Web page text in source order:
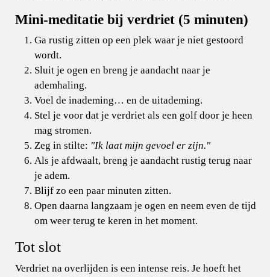
Mini-meditatie bij verdriet (5 minuten)
Ga rustig zitten op een plek waar je niet gestoord
wordt.
Sluit je ogen en breng je aandacht naar je
ademhaling.
Voel de inademing… en de uitademing.
Stel je voor dat je verdriet als een golf door je heen
mag stromen.
Zeg in stilte: "Ik laat mijn gevoel er zijn."
Als je afdwaalt, breng je aandacht rustig terug naar
je adem.
Blijf zo een paar minuten zitten.
Open daarna langzaam je ogen en neem even de tijd
om weer terug te keren in het moment.
Tot slot
Verdriet na overlijden is een intense reis. Je hoeft het